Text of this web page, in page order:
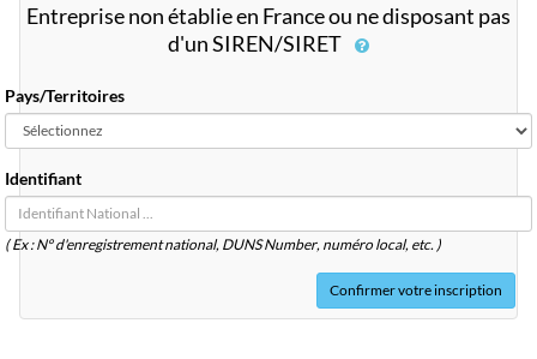
Entreprise non établie en France ou ne disposant pas
d'un SIREN/SIRET
Pays/Territoires
Identifiant
( Ex : N° d'enregistrement national, DUNSNumber, numéro local, etc. )